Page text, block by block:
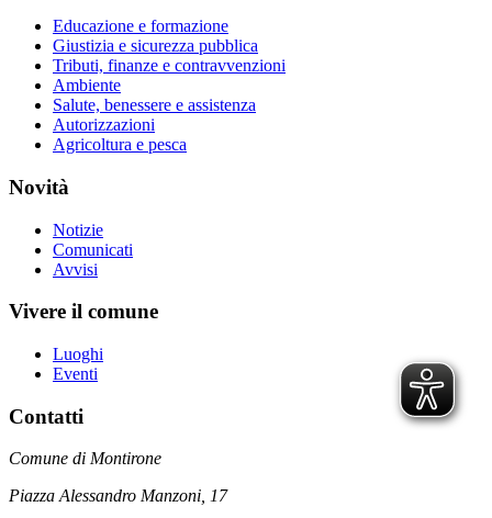
Educazione e formazione
Giustizia e sicurezza pubblica
Tributi, finanze e contravvenzioni
Ambiente
Salute, benessere e assistenza
Autorizzazioni
Agricoltura e pesca
Novità
Notizie
Comunicati
Avvisi
Vivere il comune
Luoghi
Eventi
Contatti
Comune di Montirone
Piazza Alessandro Manzoni, 17